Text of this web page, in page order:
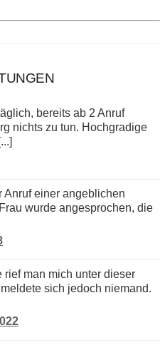
nichts zu tun. Hochgradige
wurde angesprochen, die
man mich unter dieser
sich jedoch niemand.